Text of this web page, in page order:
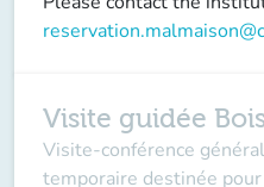
Visite guidée
Visite-conférence
temporaire destinée